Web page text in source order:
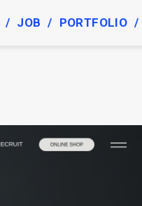
JOB PORTFOLIO